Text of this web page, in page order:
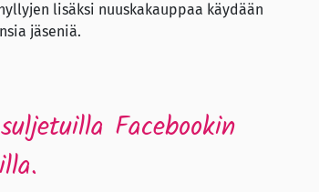
lisäksi nuuskakauppaa käydään
jäseniä.
Facebookin